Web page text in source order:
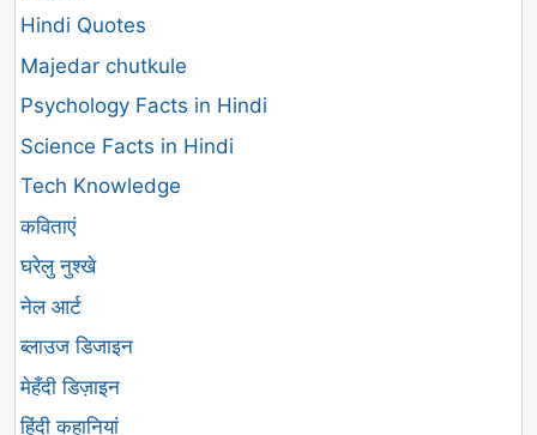
Hindi Quotes
Majedar chutkule
Psychology Facts in Hindi
Science Facts in Hindi
Tech Knowledge
कविताएं
घरेलु नुश्खे
नेल आर्ट
ब्लाउज डिजाइन
मेहँदी डिज़ाइन
हिंदी कहानियां